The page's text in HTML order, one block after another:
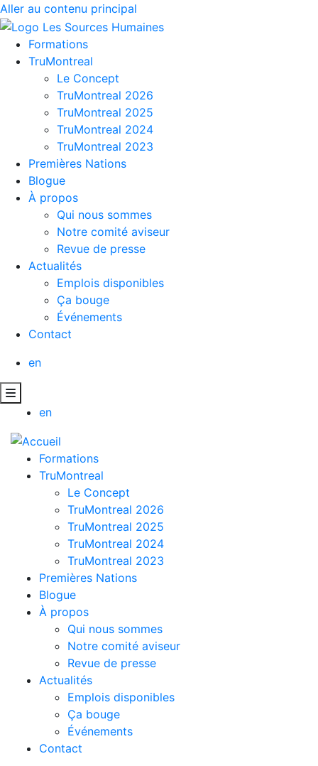
Aller au contenu principal
Formations
TruMontreal
Le Concept
TruMontreal 2026
TruMontreal 2025
TruMontreal 2024
TruMontreal 2023
Premières Nations
Blogue
À propos
Qui nous sommes
Notre comité aviseur
Revue de presse
Actualités
Emplois disponibles
Ça bouge
Événements
Contact
en
en
Formations
TruMontreal
Le Concept
TruMontreal 2026
TruMontreal 2025
TruMontreal 2024
TruMontreal 2023
Premières Nations
Blogue
À propos
Qui nous sommes
Notre comité aviseur
Revue de presse
Actualités
Emplois disponibles
Ça bouge
Événements
Contact